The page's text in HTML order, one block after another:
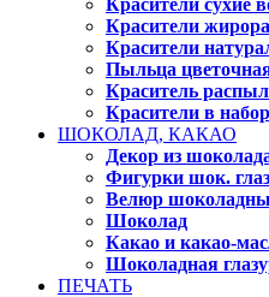
Красители сухие
Красители
Красители
Пыльца
Краситель
Красители в
ШОКОЛАД, КАКАО
Декор из
Фигурки шок.
Велюр
Шоколад
Какао и какао-
Шоколадная
ПЕЧАТЬ